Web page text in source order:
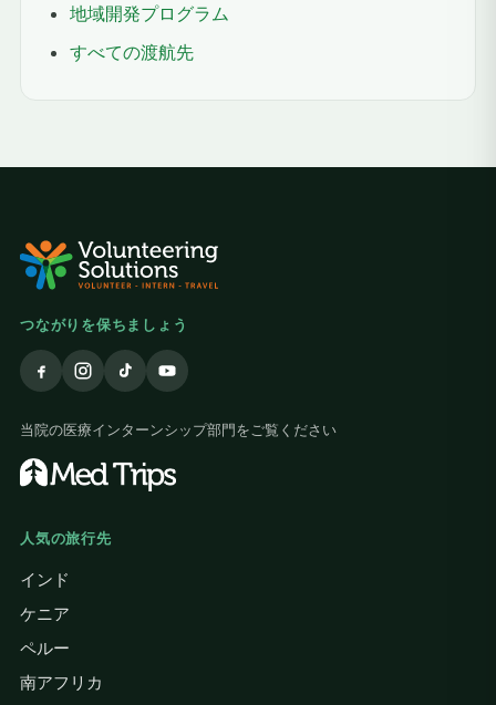
地域開発プログラム
すべての渡航先
つながりを保ちましょう
当院の医療インターンシップ部門をご覧ください
人気の旅行先
インド
ケニア
ペルー
南アフリカ